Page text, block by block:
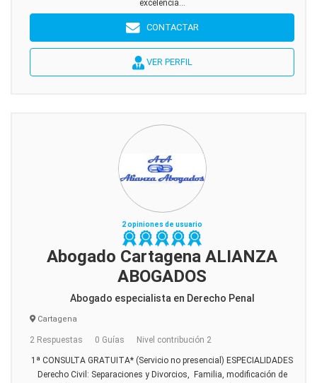
excelencia...
CONTACTAR
VER PERFIL
2 opiniones de usuario
Abogado Cartagena ALIANZA
ABOGADOS
Abogado especialista en Derecho Penal
Cartagena
2 Respuestas 0 Guías Nivel contribución 2
1ª CONSULTA GRATUITA* (Servicio no presencial) ESPECIALIDADES
Derecho Civil: Separaciones y Divorcios, Familia, modificación de